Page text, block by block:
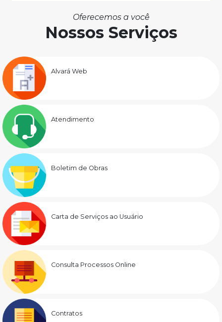
Oferecemos a você
Nossos Serviços
Alvará Web
Atendimento
Boletim de Obras
Carta de Serviços ao Usuário
Consulta Processos Online
Contratos